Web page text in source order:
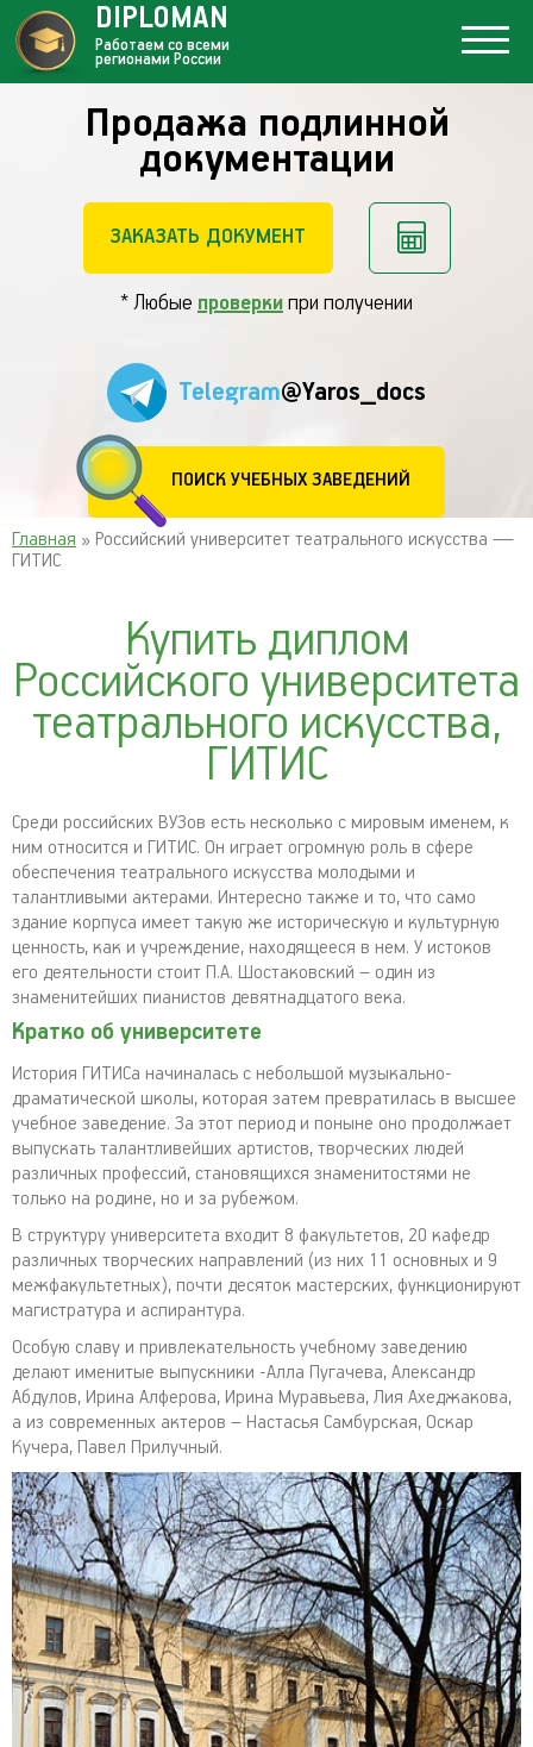
Продажа подлинной
документации
ЗАКАЗАТЬ ДОКУМЕНТ
* Любые проверки при получении
Telegram@Yaros_docs
ПОИСК УЧЕБНЫХ ЗАВЕДЕНИЙ
DIPLOMAN
Работаем со всеми
регионами России
Главная » Российский университет театрального искусства —
ГИТИС
Купить диплом
Российского университета
театрального искусства,
ГИТИС
Среди российских ВУЗов есть несколько с мировым именем, к
ним относится и ГИТИС. Он играет огромную роль в сфере
обеспечения театрального искусства молодыми и
талантливыми актерами. Интересно также и то, что само
здание корпуса имеет такую же историческую и культурную
ценность, как и учреждение, находящееся в нем. У истоков
его деятельности стоит П.А. Шостаковский – один из
знаменитейших пианистов девятнадцатого века.
Кратко об университете
История ГИТИСа начиналась с небольшой музыкально-
драматической школы, которая затем превратилась в высшее
учебное заведение. За этот период и поныне оно продолжает
выпускать талантливейших артистов, творческих людей
различных профессий, становящихся знаменитостями не
только на родине, но и за рубежом.
В структуру университета входит 8 факультетов, 20 кафедр
различных творческих направлений (из них 11 основных и 9
межфакультетных), почти десяток мастерских, функционируют
магистратура и аспирантура.
Особую славу и привлекательность учебному заведению
делают именитые выпускники -Алла Пугачева, Александр
Абдулов, Ирина Алферова, Ирина Муравьева, Лия Ахеджакова,
а из современных актеров – Настасья Самбурская, Оскар
Кучера, Павел Прилучный.